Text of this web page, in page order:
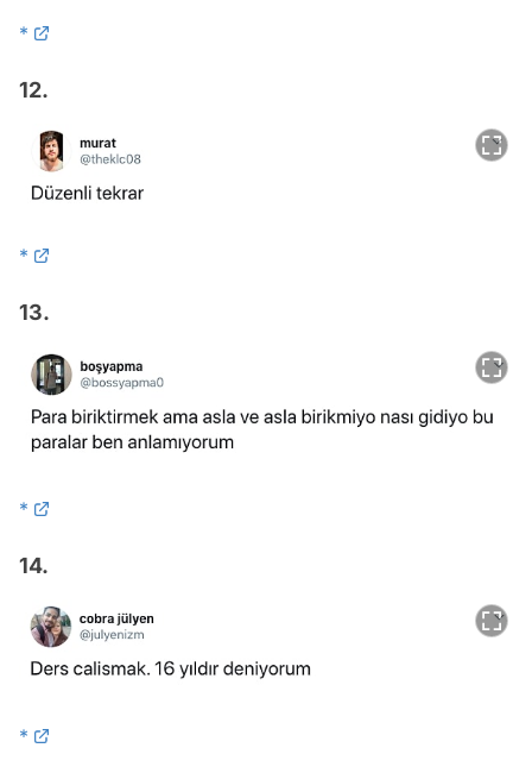
*
12.
*
13.
*
14.
*